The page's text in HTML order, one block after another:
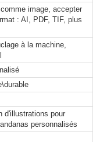
image, accepter
: AI, PDF, TIF, plus
à la machine,
d'illustrations pour
personnalisés